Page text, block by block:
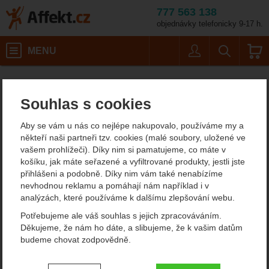
Souhlas s cookies
Aby se vám u nás co nejlépe nakupovalo, používáme my a
někteří naši partneři tzv. cookies (malé soubory, uložené ve
vašem prohlížeči). Díky nim si pamatujeme, co máte v
košíku, jak máte seřazené a vyfiltrované produkty, jestli jste
přihlášeni a podobně. Díky nim vám také nenabízíme
nevhodnou reklamu a pomáhají nám například i v
analýzách, které používáme k dalšímu zlepšování webu.
Potřebujeme ale váš souhlas s jejich zpracováváním.
Děkujeme, že nám ho dáte, a slibujeme, že k vašim datům
budeme chovat zodpovědně.
Nastavení souhlasů s kategoriemi
777 563 138
objednávky telefonicky 9-17 h.
MENU
Barva: glacier grey
Ortovox Switchback 27
ultralehké zboží
Fotografie